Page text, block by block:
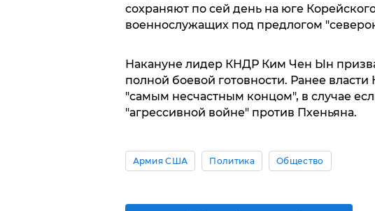
сохраняют по сей день на юге
военнослужащих под предлогом
Накануне лидер КНДР Ким Чен Ын
полной боевой готовности. Ранее
"самым несчастным концом", в случае
"агрессивной войне" против Пхеньяна.
Армия США Политика Общество